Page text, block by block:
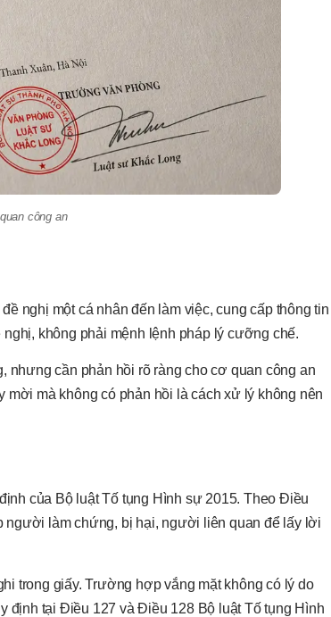
công an
nghị một cá nhân đến làm việc, cung cấp thông tin
không phải mệnh lệnh pháp lý cưỡng chế.
nhưng cần phản hồi rõ ràng cho cơ quan công an
mà không có phản hồi là cách xử lý không nên
của Bộ luật Tố tụng Hình sự 2015. Theo Điều
người làm chứng, bị hại, người liên quan để lấy lời
trong giấy. Trường hợp vắng mặt không có lý do
định tại Điều 127 và Điều 128 Bộ luật Tố tụng Hình